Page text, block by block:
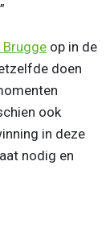
Brugge op in de
doen
ook
in deze
nodig en